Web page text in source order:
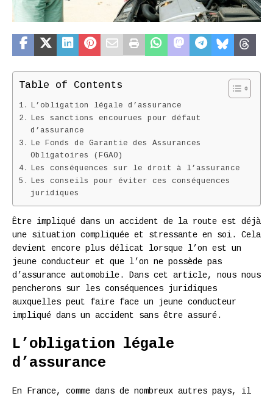
Table of Contents
L’obligation légale d’assurance
Les sanctions encourues pour défaut
d’assurance
Le Fonds de Garantie des Assurances
Obligatoires (FGAO)
Les conséquences sur le droit à l’assurance
Les conseils pour éviter ces conséquences
juridiques
Être impliqué dans un accident de la route est déjà
une situation compliquée et stressante en soi. Cela
devient encore plus délicat lorsque l’on est un
jeune conducteur et que l’on ne possède pas
d’assurance automobile. Dans cet article, nous nous
pencherons sur les conséquences juridiques
auxquelles peut faire face un jeune conducteur
impliqué dans un accident sans être assuré.
L’obligation légale
d’assurance
En France, comme dans de nombreux autres pays, il